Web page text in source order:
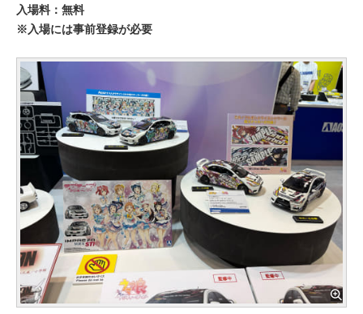
入場料：無料
※入場には事前登録が必要